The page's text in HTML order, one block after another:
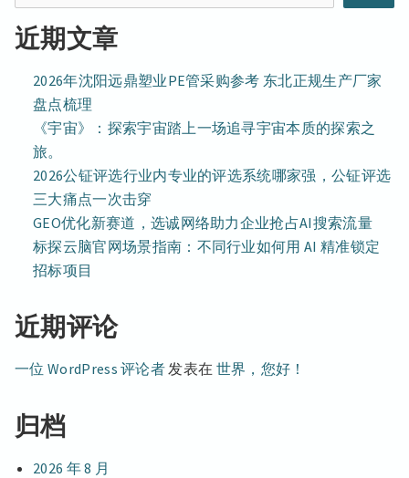
近期文章
2026年沈阳远鼎塑业PE管采购参考 东北正规生产厂家
盘点梳理
《宇宙》：探索宇宙踏上一场追寻宇宙本质的探索之
旅。
2026公钲评选行业内专业的评选系统哪家强，公钲评选
三大痛点一次击穿
GEO优化新赛道，选诚网络助力企业抢占AI搜索流量
标探云脑官网场景指南：不同行业如何用 AI 精准锁定
招标项目
近期评论
一位 WordPress 评论者发表在 世界，您好！
归档
2026 年 8 月